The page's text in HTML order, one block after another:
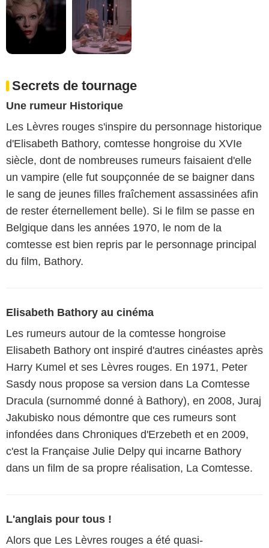
Secrets de tournage
Une rumeur Historique
Les Lèvres rouges s'inspire du personnage historique
d'Elisabeth Bathory, comtesse hongroise du XVIe
siècle, dont de nombreuses rumeurs faisaient d'elle
un vampire (elle fut soupçonnée de se baigner dans
le sang de jeunes filles fraîchement assassinées afin
de rester éternellement belle). Si le film se passe en
Belgique dans les années 1970, le nom de la
comtesse est bien repris par le personnage principal
du film, Bathory.
Elisabeth Bathory au cinéma
Les rumeurs autour de la comtesse hongroise
Elisabeth Bathory ont inspiré d'autres cinéastes après
Harry Kumel et ses Lèvres rouges. En 1971, Peter
Sasdy nous propose sa version dans La Comtesse
Dracula (surnommé donné à Bathory), en 2008, Juraj
Jakubisko nous démontre que ces rumeurs sont
infondées dans Chroniques d'Erzebeth et en 2009,
c'est la Française Julie Delpy qui incarne Bathory
dans un film de sa propre réalisation, La Comtesse.
L'anglais pour tous !
Alors que Les Lèvres rouges a été quasi-